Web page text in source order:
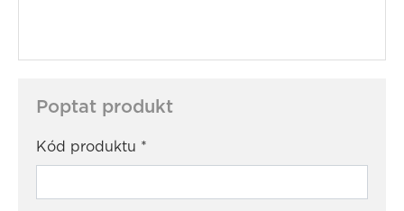
Poptat produkt
Kód produktu *